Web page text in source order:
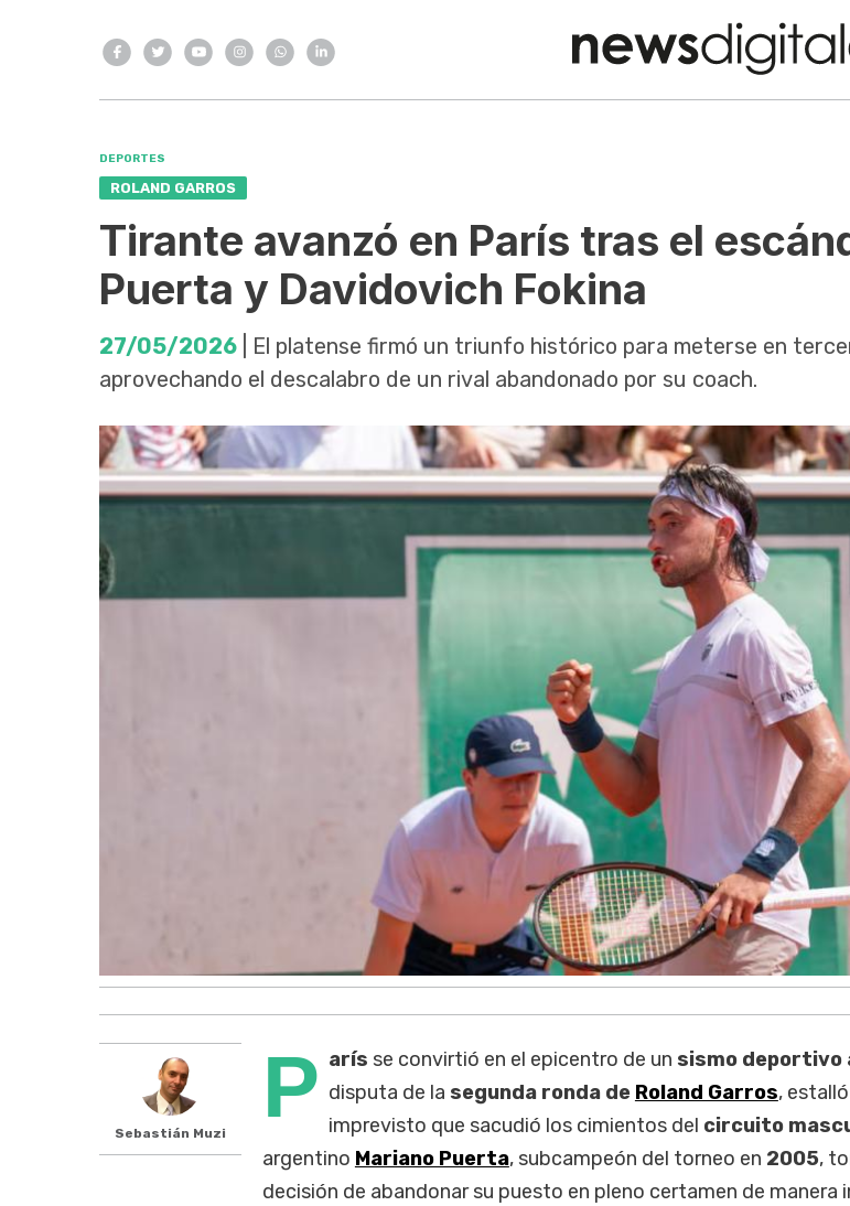
DEPORTES
ROLAND GARROS
Tirante avanzó en París tras el
Puerta y Davidovich Fokina
27/05/2026 | El platense firmó un triunfo histórico para meterse en
aprovechando el descalabro de un rival abandonado por su coach.
Sebastián Muzi P arís se convirtió en el epicentro de un sismo deportivo
disputa de la segunda ronda de Roland Garros,
imprevisto que sacudió los cimientos del circuito
argentino Mariano Puerta, subcampeón del torneo en 2005,
decisión de abandonar su puesto en pleno certamen de manera